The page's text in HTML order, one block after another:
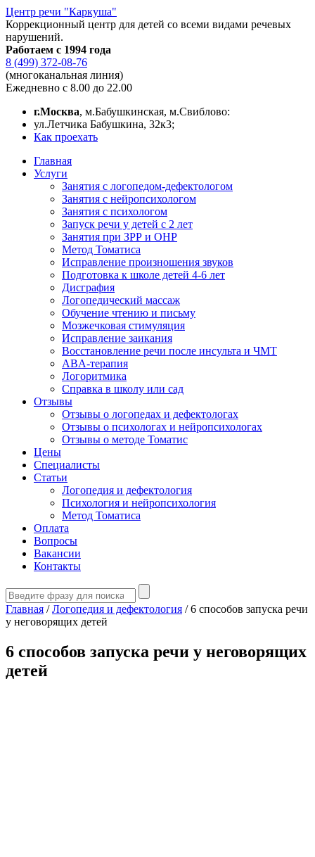
Центр речи "Каркуша"
Коррекционный центр для детей со всеми видами речевых
нарушений.
Работаем с 1994 года
8 (499) 372-08-76
(многоканальная линия)
Ежедневно с 8.00 до 22.00
г.Москва, м.Бабушкинская, м.Свиблово:
ул.Летчика Бабушкина, 32к3;
Как проехать
Главная
Услуги
Занятия с логопедом-дефектологом
Занятия с нейропсихологом
Занятия с психологом
Запуск речи у детей с 2 лет
Занятия при ЗРР и ОНР
Метод Томатиса
Исправление произношения звуков
Подготовка к школе детей 4-6 лет
Дисграфия
Логопедический массаж
Обучение чтению и письму
Мозжечковая стимуляция
Исправление заикания
Восстановление речи после инсульта и ЧМТ
ABA-терапия
Логоритмика
Справка в школу или сад
Отзывы
Отзывы о логопедах и дефектологах
Отзывы о психологах и нейропсихологах
Отзывы о методе Томатис
Цены
Специалисты
Статьи
Логопедия и дефектология
Психология и нейропсихология
Метод Томатиса
Оплата
Вопросы
Вакансии
Контакты
Главная / Логопедия и дефектология / 6 способов запуска речи
у неговорящих детей
6 способов запуска речи у неговорящих
детей